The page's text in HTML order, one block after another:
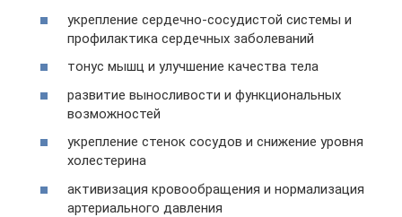
укрепление сердечно-сосудистой системы и
профилактика сердечных заболеваний
тонус мышц и улучшение качества тела
развитие выносливости и функциональных
возможностей
укрепление стенок сосудов и снижение уровня
холестерина
активизация кровообращения и нормализация
артериального давления